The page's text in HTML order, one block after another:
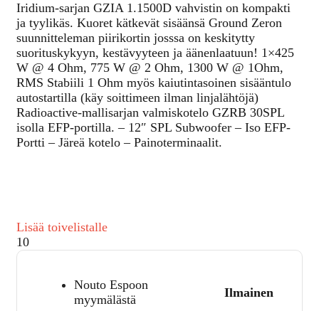
Iridium-sarjan GZIA 1.1500D vahvistin on kompakti
ja tyylikäs. Kuoret kätkevät sisäänsä Ground Zeron
suunnitteleman piirikortin josssa on keskitytty
suorituskykyyn, kestävyyteen ja äänenlaatuun! 1×425
W @ 4 Ohm, 775 W @ 2 Ohm, 1300 W @ 1Ohm,
RMS Stabiili 1 Ohm myös kaiutintasoinen sisääntulo
autostartilla (käy soittimeen ilman linjalähtöjä)
Radioactive-mallisarjan valmiskotelo GZRB 30SPL
isolla EFP-portilla. – 12″ SPL Subwoofer – Iso EFP-
Portti – Järeä kotelo – Painoterminaalit.
Lisää toivelistalle
10
Nouto Espoon
myymälästä
Ilmainen